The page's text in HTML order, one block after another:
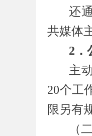
还
共媒体
2 ．
主
20个工
限另有
（